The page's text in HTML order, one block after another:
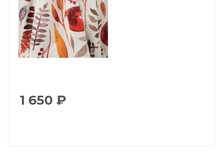
1 650 ₽